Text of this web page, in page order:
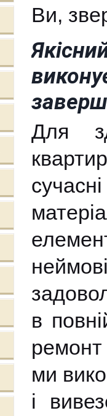
Ви,
Для
в
ремонт
ми
і